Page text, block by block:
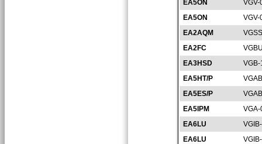
EA5ON
VGV-
EA5ON
VGV-
EA2AQM
EA2FC
EA3HSD
EA5HT/P
EA5ES/P
EA5IPM
EA6LU
EA6LU